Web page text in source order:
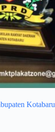
Kotabaru